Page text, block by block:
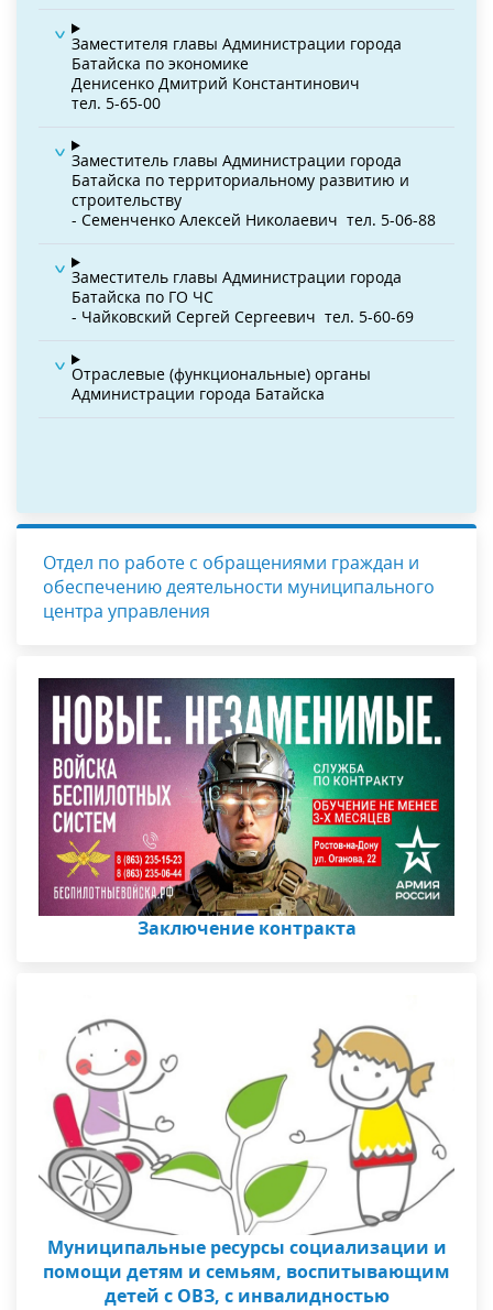
Заместителя главы Администрации города
Батайска по экономике
Денисенко Дмитрий Константинович
тел. 5-65-00
Заместитель главы Администрации города
Батайска по территориальному развитию и
строительству
- Семенченко Алексей Николаевич тел. 5-06-88
Заместитель главы Администрации города
Батайска по ГО ЧС
- Чайковский Сергей Сергеевич тел. 5-60-69
Отраслевые (функциональные) органы
Администрации города Батайска
Отдел по работе с обращениями граждан и
обеспечению деятельности муниципального
центра управления
Заключение контракта
Муниципальные ресурсы социализации и
помощи детям и семьям, воспитывающим
детей с ОВЗ, с инвалидностью